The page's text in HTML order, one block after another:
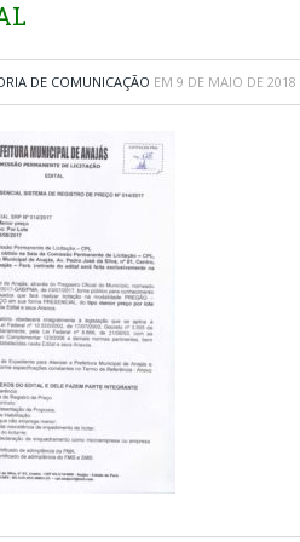
DE COMUNICAÇÃO EM 9 DE MAIO DE 2018